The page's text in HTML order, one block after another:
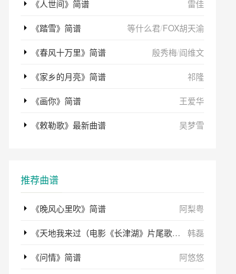
雷佳
《人世间》简谱
等什么君/FOX胡天渝
《踏雪》简谱
殷秀梅/阎维文
《春风十万里》简谱
祁隆
《家乡的月亮》简谱
王爱华
《画你》简谱
吴梦雪
《敕勒歌》最新曲谱
推荐曲谱
阿梨粤
《晚风心里吹》简谱
韩磊
《天地我来过（电影《长津湖》片尾歌）》简谱
阿悠悠
《问情》简谱